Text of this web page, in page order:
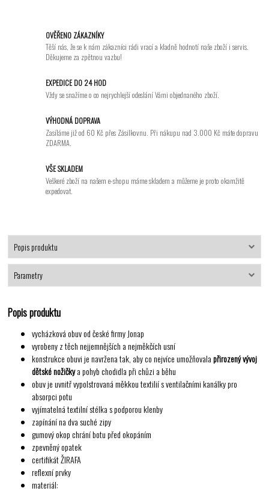
OVĚŘENO ZÁKAZNÍKY
Těší nás, že se k nám zákazníci rádi vrací a kladně hodnotí naše zboží i servis.
Děkujeme za zpětnou vazbu!
EXPEDICE DO 24 HOD
Vždy se snažíme o co nejrychlejší odeslání Vámi objednaného zboží.
VÝHODNÁ DOPRAVA
Zasíláme již od 60 Kč přes Zásilkovnu. Při nákupu nad 3.000 Kč máte dopravu
ZDARMA.
VŠE SKLADEM
Veškeré zboží na našem e-shopu máme skladem a můžeme je proto okamžitě
expedovat.
Popis produktu
Parametry
Popis produktu
vycházková obuv od české firmy Jonap
vyrobeny z těch nejjemnějších a nejměkčích usní
konstrukce obuvi je navržena tak, aby co nejvíce umožňovalapřirozený vývoj
dětské nožičkya pohyb chodidla při chůzi a běhu
obuv je uvnitř vypolstrovaná měkkou textilií s ventilačními kanálky pro
absorpci potu
vyjímatelná textilní stélka s podporou klenby
zapínání na dva suché zipy
gumový okop chrání botu před okopáním
zpevněný opatek
certifikát ŽIRAFA
reflexní prvky
materiál: